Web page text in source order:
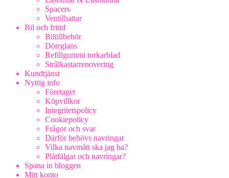
Spacers
Ventilhattar
Bil och fritid
Biltillbehör
Dörrglans
Refillgummi torkarblad
Strålkastarrenovering
Kundtjänst
Nyttig info
Företaget
Köpvillkor
Integritetspolicy
Cookiepolicy
Frågor och svar
Därför behövs navringar
Vilka navmått ska jag ha?
Plåtfälgar och navringar?
Spana in bloggen
Mitt konto